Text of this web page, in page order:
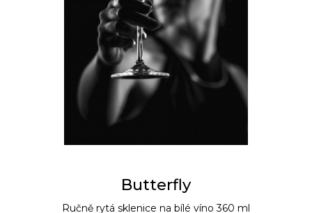
Butterfly
Ručně rytá sklenice na bílé víno 360 ml